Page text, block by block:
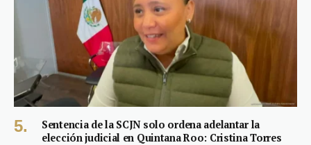
Sentencia de la SCJN solo ordena adelantar la
elección judicial en Quintana Roo: Cristina Torres